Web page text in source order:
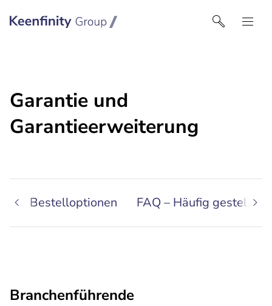
Keenfinity Group I Germany
Garantie und
Garantieerweiterung
Bestelloptionen FAQ – Häufig gestellte
Branchenführende